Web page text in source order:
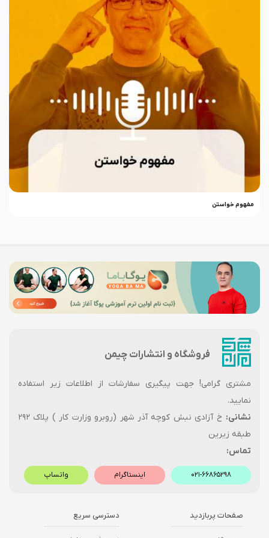
مفهوم خواستن
فروشگاه و انتشارات چیمن
مشتری گرامی! جهت پیگیری سفارشات از اطلاعات زیر استفاده
نمایید.
نشانی:
خ آزادی نبش کوچه آذر شهر (روبرو وزارت کار ) پلاک ۲۹۲
طبقه زیرین
تماس:
۰۲۱-۶۶۸۶۵۲۹۸ اینستاگرام واتساپ
صفحات پربازدید دسترسی سریع